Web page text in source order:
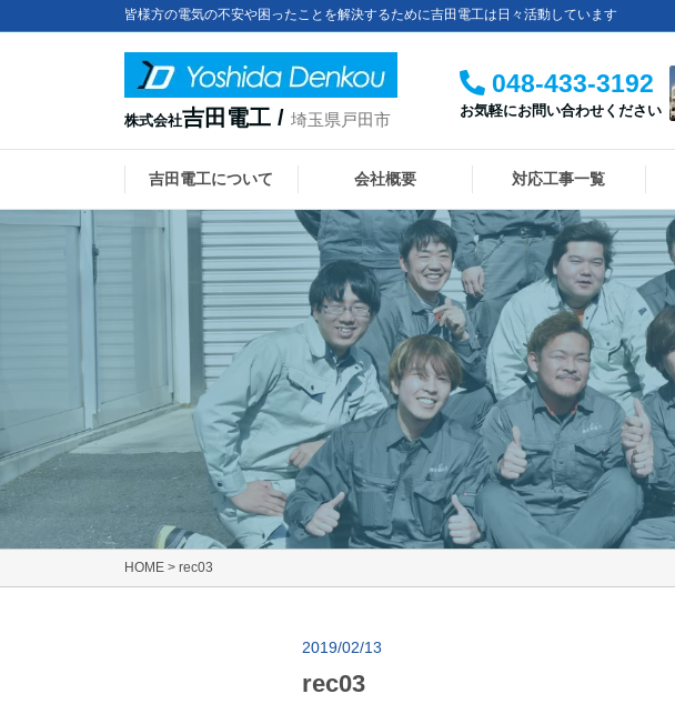
皆様方の電気の不安や困ったことを解決するために吉田電工は日々活動しています
株式会社吉田電工 / 埼玉県戸田市
048-433-3192
お気軽にお問い合わせください
吉田電工について 会社概要 対応工事一覧
HOME > rec03
2019/02/13
rec03